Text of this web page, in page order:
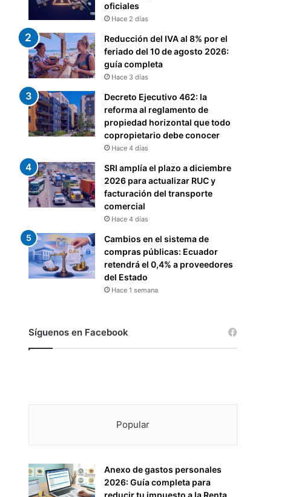
oficiales
Hace 2 días
Reducción del IVA al 8% por el
feriado del 10 de agosto 2026:
guía completa
Hace 3 días
Decreto Ejecutivo 462: la
reforma al reglamento de
propiedad horizontal que todo
copropietario debe conocer
Hace 4 días
SRI amplía el plazo a diciembre
2026 para actualizar RUC y
facturación del transporte
comercial
Hace 4 días
Cambios en el sistema de
compras públicas: Ecuador
retendrá el 0,4% a proveedores
del Estado
Hace 1 semana
Síguenos en Facebook
Popular
Anexo de gastos personales
2026: Guía completa para
reducir tu impuesto a la Renta